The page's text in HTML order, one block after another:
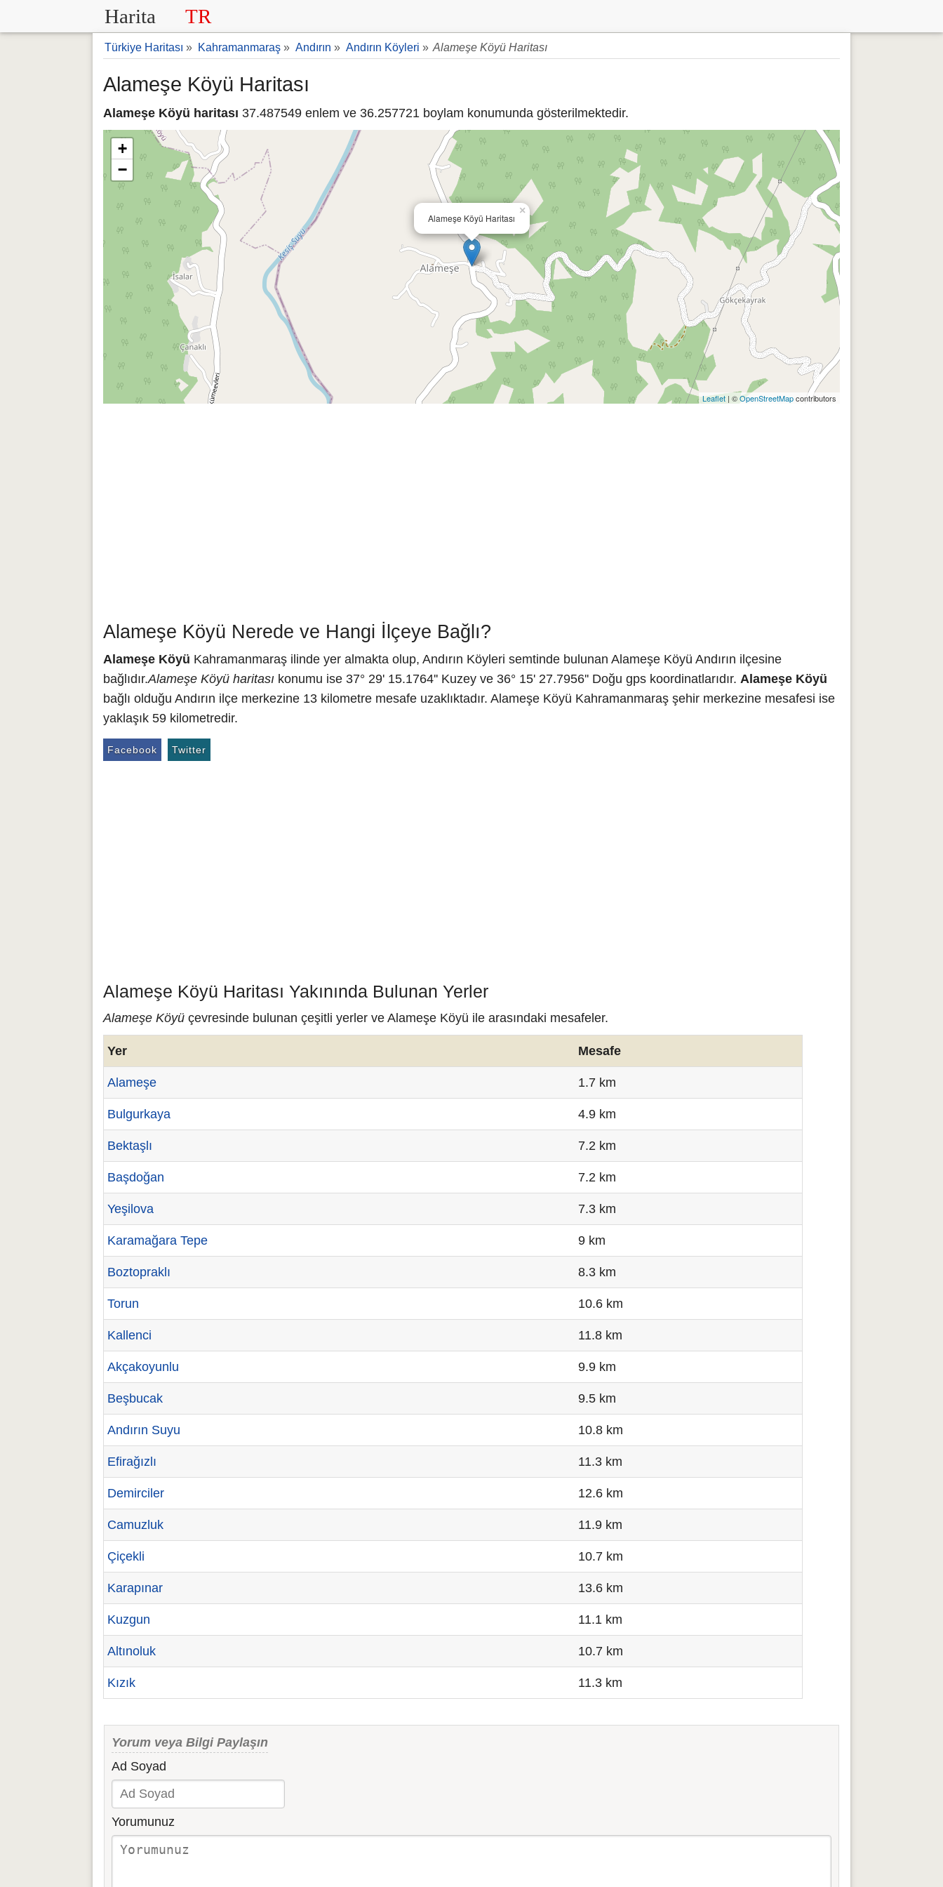
Harita TR
Türkiye Haritası » Kahramanmaraş » Andırın » Andırın Köyleri » Alameşe Köyü Haritası
Alameşe Köyü Haritası
Alameşe Köyü haritası 37.487549 enlem ve 36.257721 boylam konumunda gösterilmektedir.
Alameşe Köyü Haritası
×
+
−
Leaflet | ©OpenStreetMapcontributors
Alameşe Köyü Nerede ve Hangi İlçeye Bağlı?
Alameşe Köyü Kahramanmaraş ilinde yer almakta olup, Andırın Köyleri semtinde bulunan Alameşe Köyü Andırın ilçesine
bağlıdır.Alameşe Köyü haritası konumu ise 37° 29' 15.1764'' Kuzey ve 36° 15' 27.7956'' Doğu gps koordinatlarıdır. Alameşe Köyü
bağlı olduğu Andırın ilçe merkezine 13 kilometre mesafe uzaklıktadır. Alameşe Köyü Kahramanmaraş şehir merkezine mesafesi ise
yaklaşık 59 kilometredir.
Facebook Twitter
Alameşe Köyü Haritası Yakınında Bulunan Yerler
Alameşe Köyü çevresinde bulunan çeşitli yerler ve Alameşe Köyü ile arasındaki mesafeler.
Yer Mesafe
Alameşe 1.7 km
Bulgurkaya 4.9 km
Bektaşlı 7.2 km
Başdoğan 7.2 km
Yeşilova 7.3 km
Karamağara Tepe 9 km
Boztopraklı 8.3 km
Torun 10.6 km
Kallenci 11.8 km
Akçakoyunlu 9.9 km
Beşbucak 9.5 km
Andırın Suyu 10.8 km
Efirağızlı 11.3 km
Demirciler 12.6 km
Camuzluk 11.9 km
Çiçekli 10.7 km
Karapınar 13.6 km
Kuzgun 11.1 km
Altınoluk 10.7 km
Kızık 11.3 km
Yorum veya Bilgi Paylaşın
Ad Soyad
Yorumunuz